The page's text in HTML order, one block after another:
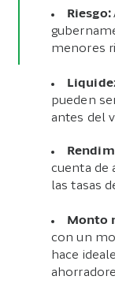
Riesgo:
menores
pueden
antes del
cuenta de
las tasas
Monto
con un
hace